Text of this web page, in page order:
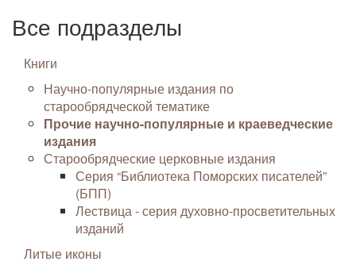
Все подразделы
Книги
Научно-популярные издания по
старообрядческой тематике
Прочие научно-популярные и краеведческие
издания
Старообрядческие церковные издания
Серия “Библиотека Поморских писателей”
(БПП)
Лествица - серия духовно-просветительных
изданий
Литые иконы